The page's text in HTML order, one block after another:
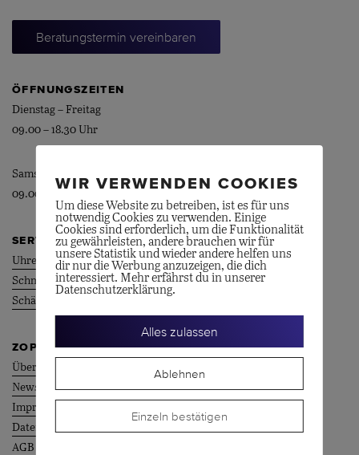
Beratungstermin vereinbaren
ÖFFNUNGSZEITEN
Dienstag – Freitag
09.00 – 18.30 Uhr
Samstag
09.00 – 16.30 Uhr
SERVICE
Uhrenservice
Schmuckservice
Schätzungen
ZOPPI
Über uns
News
Impressum
Datenschutz
AGB
WIR VERWENDEN COOKIES
Um diese Website zu betreiben, ist es für uns
notwendig Cookies zu verwenden. Einige
Cookies sind erforderlich, um die Funktionalität
zu gewährleisten, andere brauchen wir für
unsere Statistik und wieder andere helfen uns
dir nur die Werbung anzuzeigen, die dich
interessiert. Mehr erfährst du in unserer
Datenschutzerklärung.
Alles zulassen
Ablehnen
Einzeln bestätigen